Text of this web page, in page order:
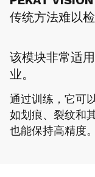
传统方法难以
该模块非常适
业。
通过训练，它可
如划痕、裂纹和
也能保持高精度。